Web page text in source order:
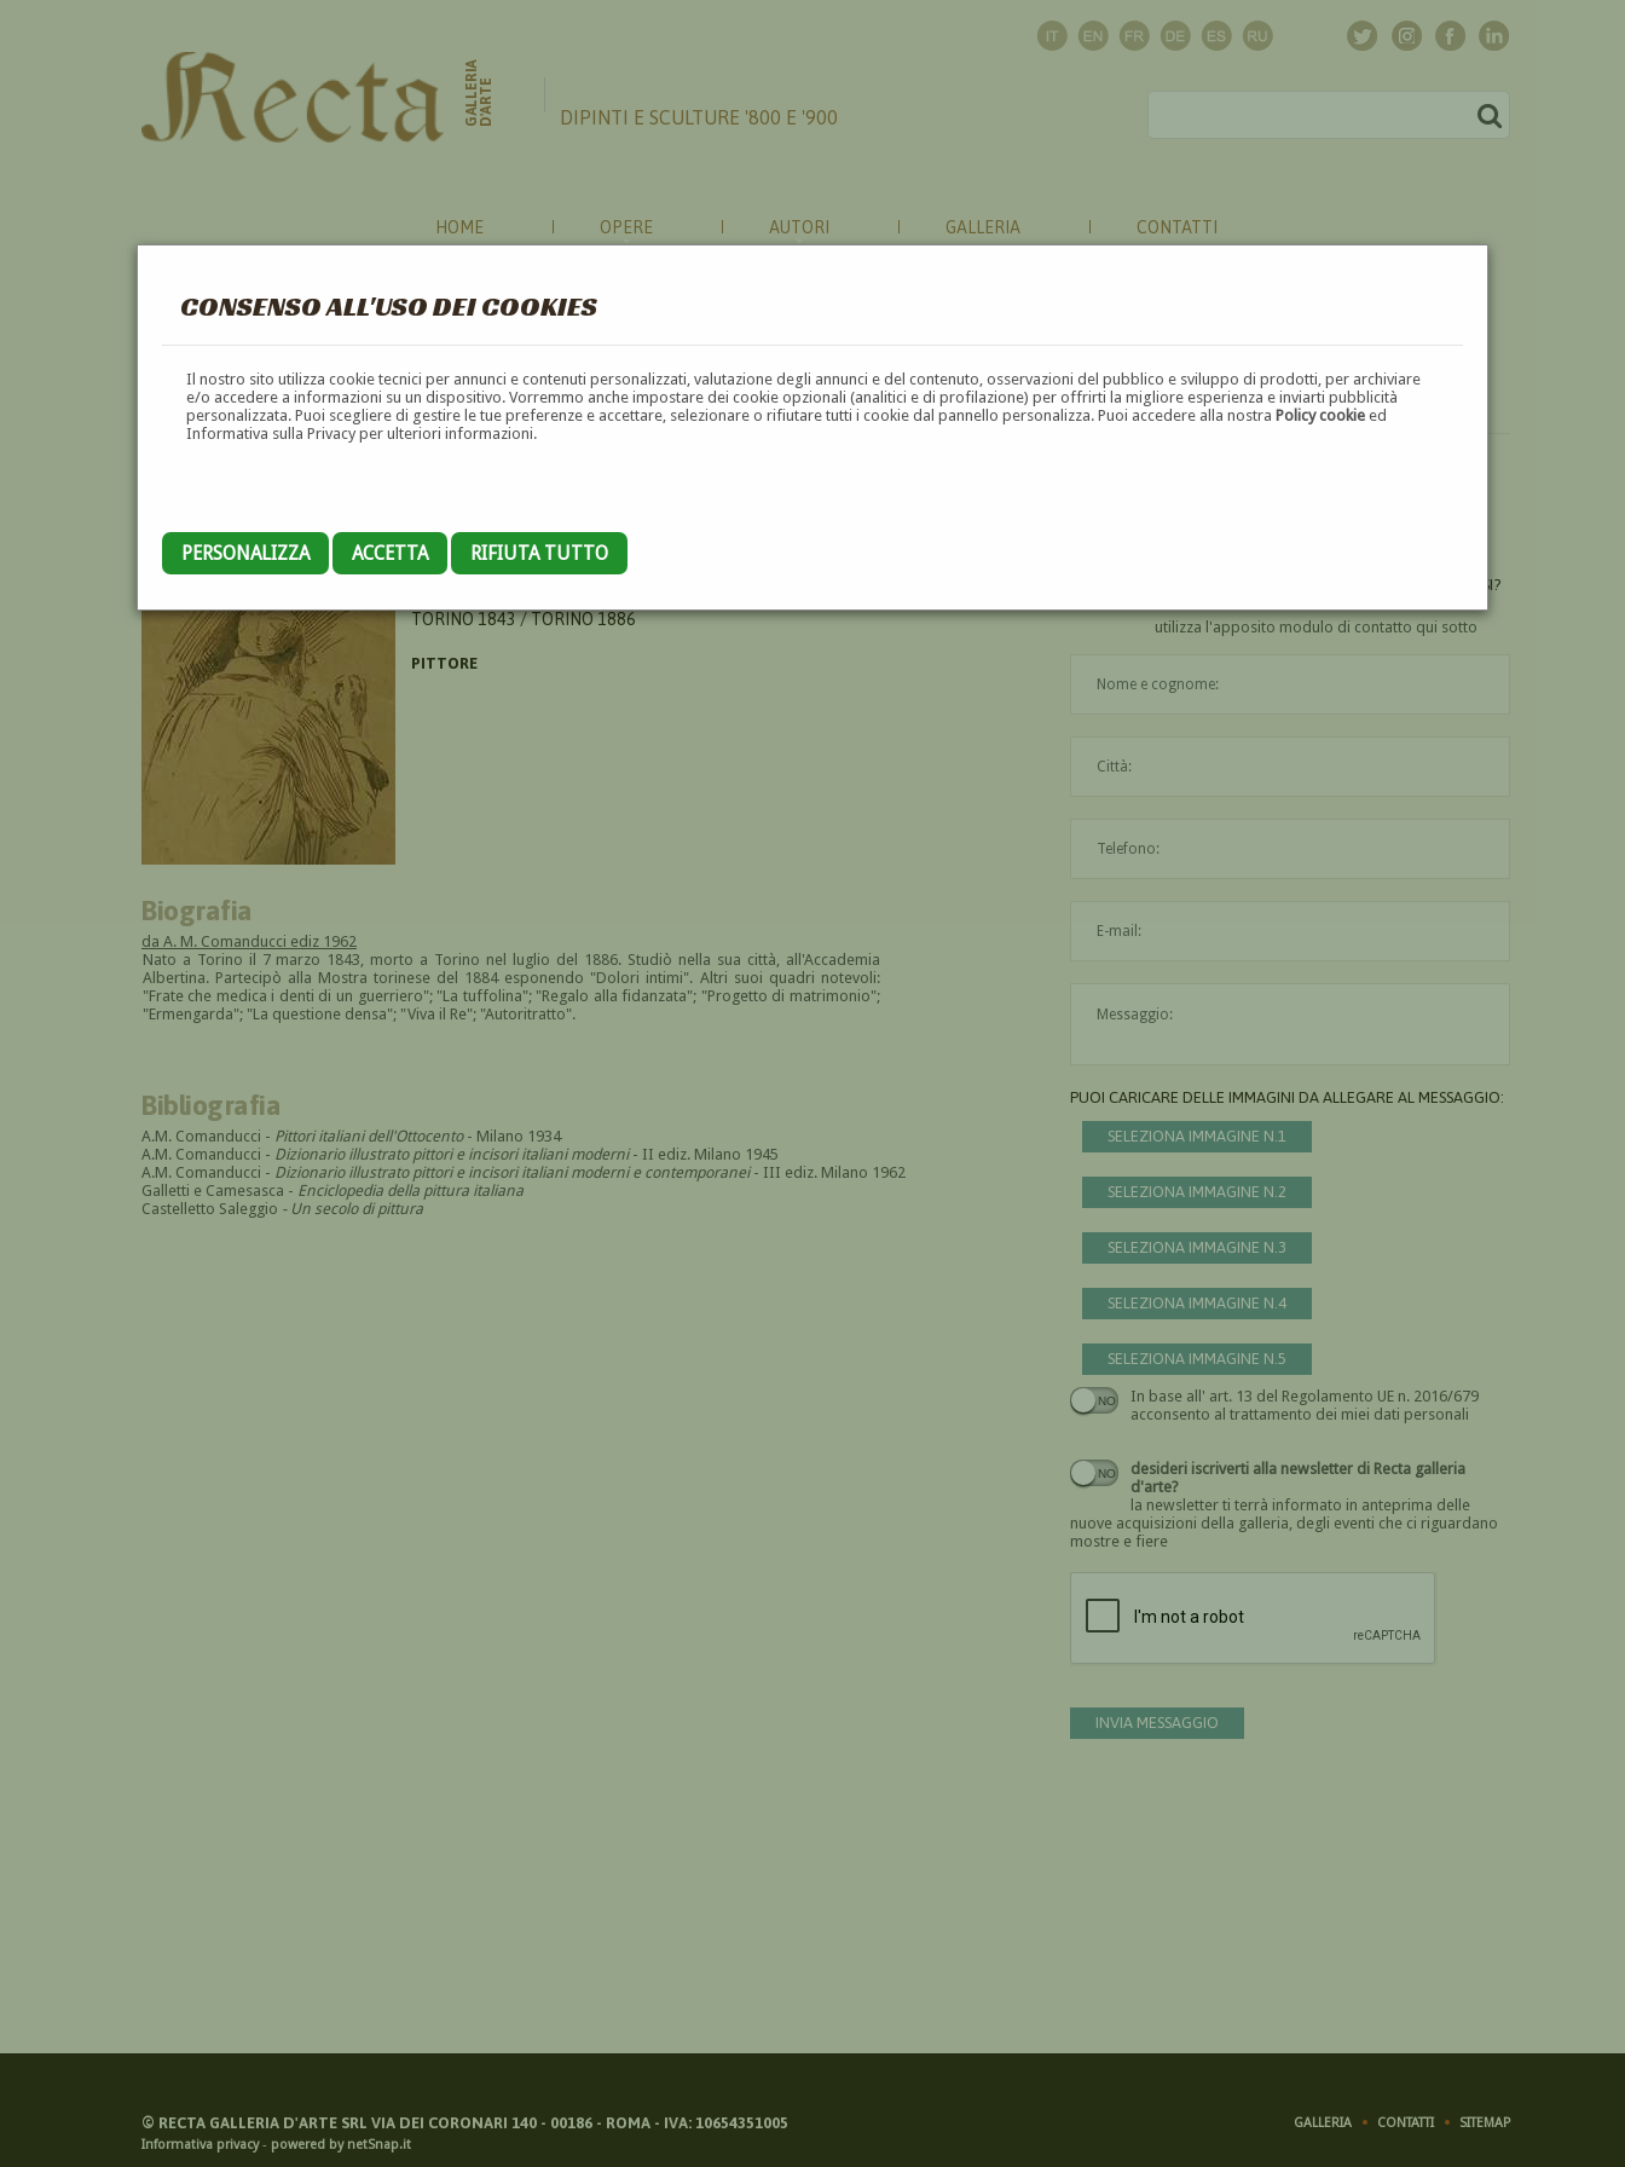
CONSENSO ALL'USO DEI COOKIES
Il nostro sito utilizza cookie tecnici per annunci e contenuti personalizzati, valutazione degli annunci e del contenuto, osservazioni del pubblico e sviluppo di prodotti, per archiviare
e/o accedere a informazioni su un dispositivo. Vorremmo anche impostare dei cookie opzionali (analitici e di profilazione) per offrirti la migliore esperienza e inviarti pubblicità
personalizzata. Puoi scegliere di gestire le tue preferenze e accettare, selezionare o rifiutare tutti i cookie dal pannello personalizza. Puoi accedere alla nostraPolicy cookie ed
Informativa sulla Privacy per ulteriori informazioni.
PERSONALIZZA ACCETTA RIFIUTA TUTTO
GALLERIAD'ARTE DIPINTI E SCULTURE '800 E '900
HOME OPERE AUTORI GALLERIA CONTATTI
ALERINO AMOSSI
TORINO 1843 / TORINO 1886
PITTORE
Biografia
da A. M. Comanducci ediz 1962
Nato a Torino il 7 marzo 1843, morto a Torino nel luglio del 1886. Studiò nella sua città, all'Accademia
Albertina. Partecipò alla Mostra torinese del 1884 esponendo "Dolori intimi". Altri suoi quadri notevoli:
"Frate che medica i denti di un guerriero"; "La tuffolina"; "Regalo alla fidanzata"; "Progetto di matrimonio";
"Ermengarda"; "La questione densa"; "Viva il Re"; "Autoritratto".
Bibliografia
A.M. Comanducci - Pittori italiani dell'Ottocento- Milano 1934
A.M. Comanducci - Dizionario illustrato pittori e incisori italiani moderni- II ediz. Milano 1945
A.M. Comanducci - Dizionario illustrato pittori e incisori italiani moderni e contemporanei- III ediz. Milano 1962
Galletti e Camesasca - Enciclopedia della pittura italiana
Castelletto Saleggio - Un secolo di pittura
UN'OPERA DI ALERINO AMOSSI?
utilizza l'apposito modulo di contatto qui sotto
PUOI CARICARE DELLE IMMAGINI DA ALLEGARE AL MESSAGGIO:
SELEZIONA IMMAGINE N.1
SELEZIONA IMMAGINE N.2
SELEZIONA IMMAGINE N.3
SELEZIONA IMMAGINE N.4
SELEZIONA IMMAGINE N.5
In base all' art. 13 del Regolamento UE n. 2016/679
acconsento al trattamento dei miei dati personali
Devi dare il consenso
desideri iscriverti alla newsletter di Recta galleria
d'arte?
la newsletter ti terrà informato in anteprima delle
nuove acquisizioni della galleria, degli eventi che ci riguardano
mostre e fiere
INVIA MESSAGGIO
© RECTA GALLERIA D'ARTE SRL VIA DEI CORONARI 140 - 00186 - ROMA - IVA: 10654351005
Informativa privacy- powered by netSnap.it
GALLERIA CONTATTI SITEMAP